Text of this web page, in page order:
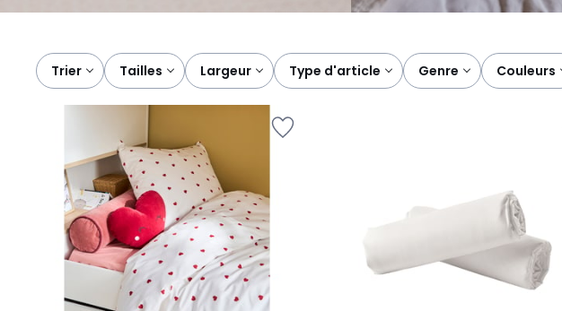
Trier tailles largeur type d'article genre couleurs